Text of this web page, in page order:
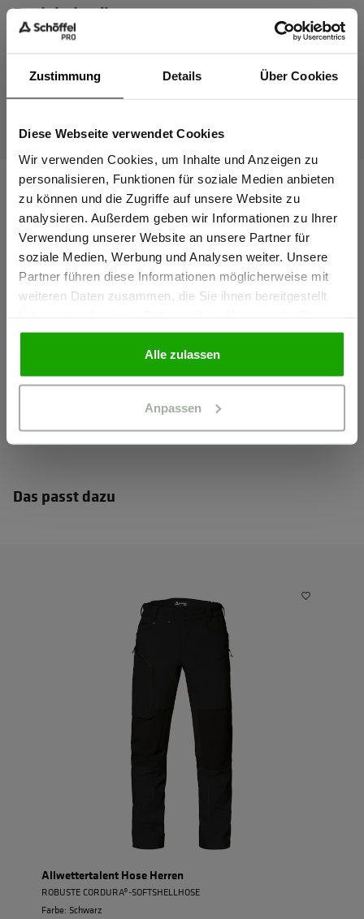
Zustimmung Details Über Cookies
Diese Webseite verwendet Cookies
Wir verwenden Cookies, um Inhalte und Anzeigen zu
personalisieren, Funktionen für soziale Medien anbieten
zu können und die Zugriffe auf unsere Website zu
analysieren. Außerdem geben wir Informationen zu Ihrer
Verwendung unserer Website an unsere Partner für
soziale Medien, Werbung und Analysen weiter. Unsere
Partner führen diese Informationen möglicherweise mit
weiteren Daten zusammen, die Sie ihnen bereitgestellt
gesammelt haben.
Alle zulassen
Anpassen
Produktdetails
Das passt dazu
Allwettertalent Hose Herren
ROBUSTE CORDURA®-SOFTSHELLHOSE
Farbe: Schwarz
Sind Sie
Gewerbetreibender?
Ich bestätige, dass ich Gewerbetreibender bin. Alle
Preise werden netto ausgewiesen.